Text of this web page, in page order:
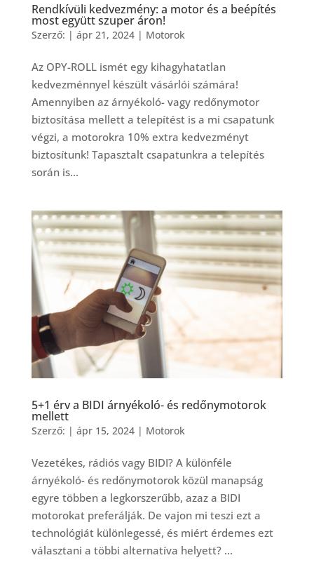
Rendkívüli kedvezmény: a motor és a beépítés
most együtt szuper áron!
Szerző: | ápr 21, 2024| Motorok
Az OPY-ROLL ismét egy kihagyhatatlan
kedvezménnyel készült vásárlói számára!
Amennyiben az árnyékoló- vagy redőnymotor
biztosítása mellett a telepítést is a mi csapatunk
végzi, a motorokra 10% extra kedvezményt
biztosítunk! Tapasztalt csapatunkra a telepítés
során is...
5+1 érv a BIDI árnyékoló- és redőnymotorok
mellett
Szerző: | ápr 15, 2024| Motorok
Vezetékes, rádiós vagy BIDI? A különféle
árnyékoló- és redőnymotorok közül manapság
egyre többen a legkorszerűbb, azaz a BIDI
motorokat preferálják. De vajon mi teszi ezt a
technológiát különlegessé, és miért érdemes ezt
választani a többi alternatíva helyett? ...